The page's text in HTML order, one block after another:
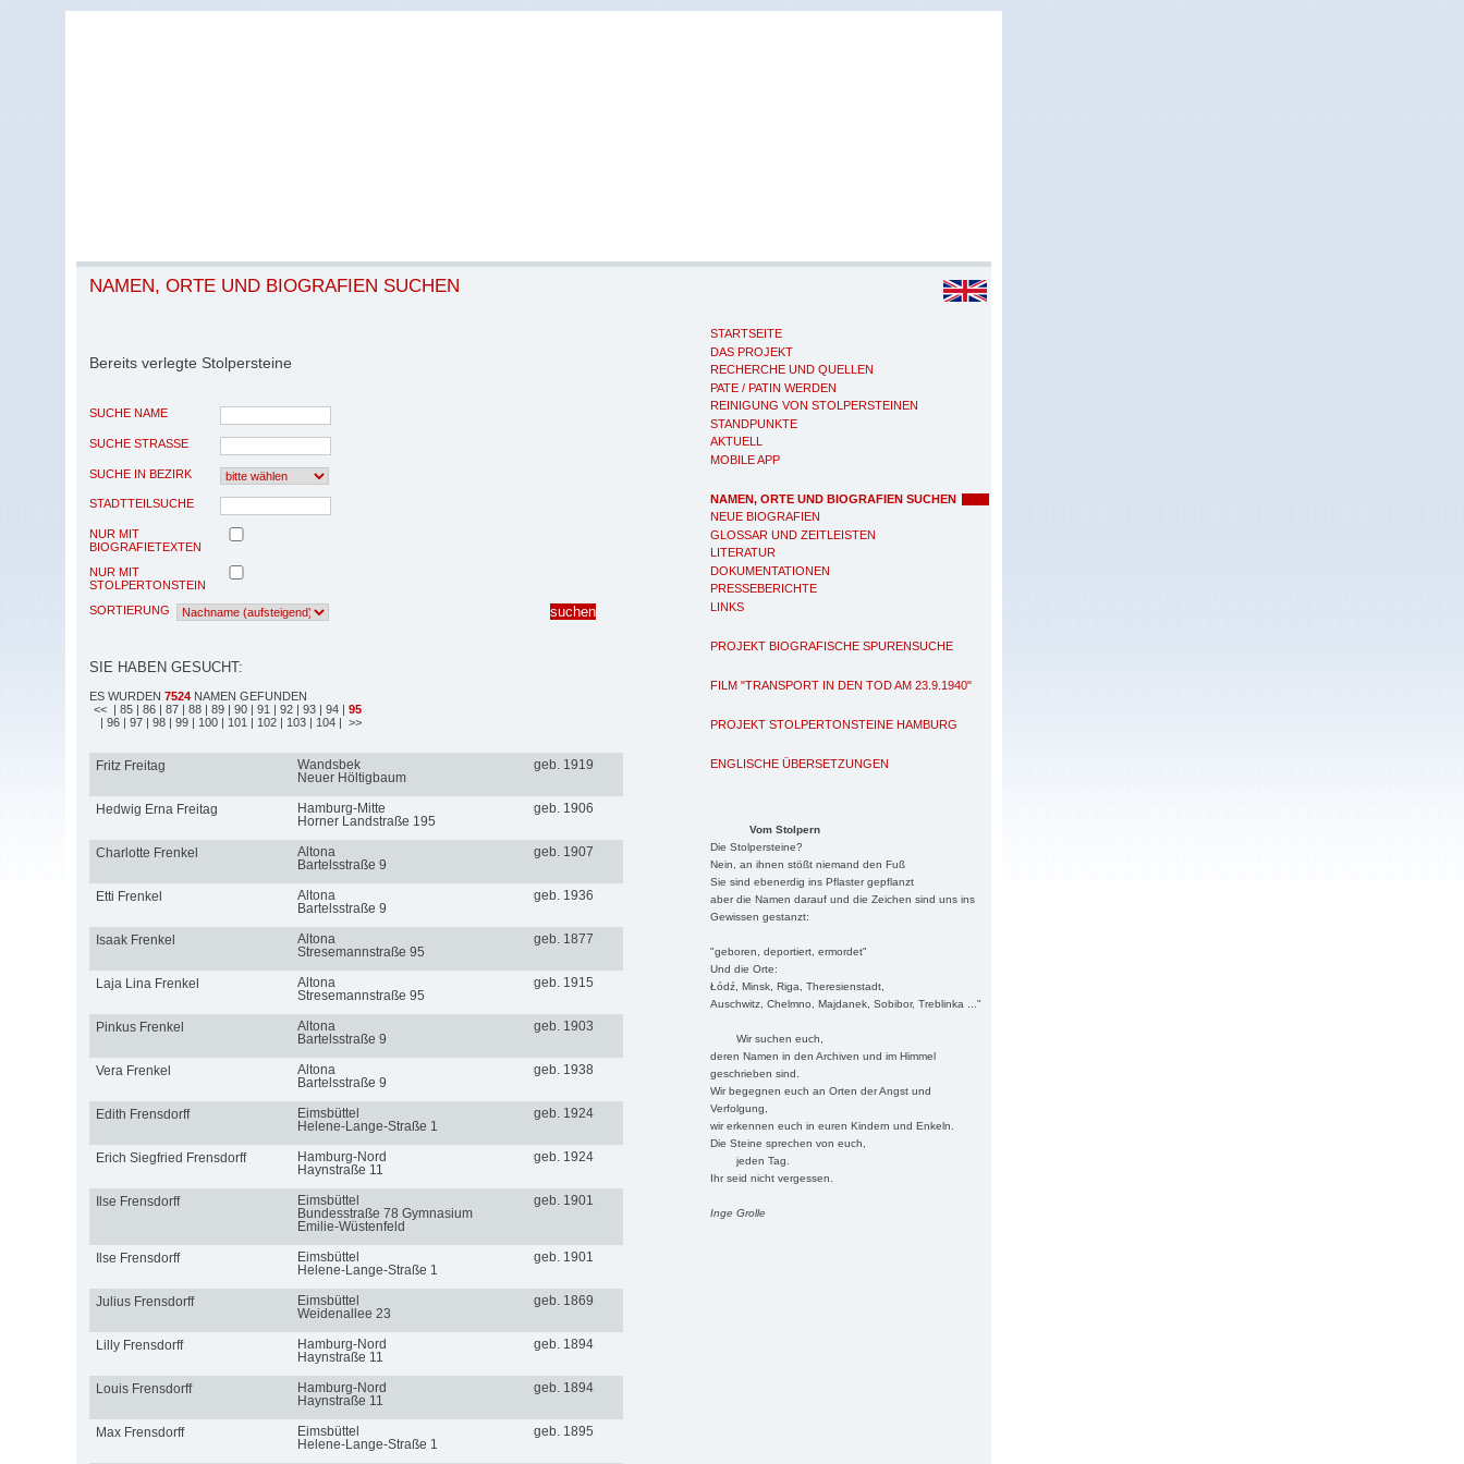
STARTSEITE
DAS PROJEKT
RECHERCHE UND QUELLEN
PATE / PATIN WERDEN
REINIGUNG VON STOLPERSTEINEN
STANDPUNKTE
AKTUELL
MOBILE APP
NAMEN, ORTE UND BIOGRAFIEN SUCHEN
NEUE BIOGRAFIEN
GLOSSAR UND ZEITLEISTEN
LITERATUR
DOKUMENTATIONEN
PRESSEBERICHTE
LINKS
PROJEKT BIOGRAFISCHE SPURENSUCHE
FILM "TRANSPORT IN DEN TOD AM 23.9.1940"
PROJEKT STOLPERTONSTEINE HAMBURG
ENGLISCHE ÜBERSETZUNGEN
Vom Stolpern
Die Stolpersteine?
Nein, an ihnen stößt niemand den Fuß
Sie sind ebenerdig ins Pflaster gepflanzt
aber die Namen darauf und die Zeichen sind uns ins
Gewissen gestanzt:
"geboren, deportiert, ermordet"
Und die Orte:
Łódź, Minsk, Riga, Theresienstadt,
Auschwitz, Chelmno, Majdanek, Sobibor, Treblinka ..."
Wir suchen euch,
deren Namen in den Archiven und im Himmel
geschrieben sind.
Wir begegnen euch an Orten der Angst und
Verfolgung,
wir erkennen euch in euren Kindern und Enkeln.
Die Steine sprechen von euch,
jeden Tag.
Ihr seid nicht vergessen.
Inge Grolle
NAMEN, ORTE UND BIOGRAFIEN SUCHEN
Bereits verlegte Stolpersteine
SUCHE NAME
SUCHE STRASSE
SUCHE IN BEZIRK
STADTTEILSUCHE
NUR MIT
BIOGRAFIETEXTEN
NUR MIT
STOLPERTONSTEIN
SORTIERUNG
SIE HABEN GESUCHT:
ES WURDEN 7524 NAMEN GEFUNDEN
<< | 85 | 86 | 87 | 88 | 89 | 90 | 91 | 92 | 93 | 94 | 95
| 96 | 97 | 98 | 99 | 100 | 101 | 102 | 103 | 104 | >>
Fritz Freitag
Wandsbek
Neuer Höltigbaum
geb. 1919
Hedwig Erna Freitag
Hamburg-Mitte
Horner Landstraße 195
geb. 1906
Charlotte Frenkel
Altona
Bartelsstraße 9
geb. 1907
Etti Frenkel
Altona
Bartelsstraße 9
geb. 1936
Isaak Frenkel
Altona
Stresemannstraße 95
geb. 1877
Laja Lina Frenkel
Altona
Stresemannstraße 95
geb. 1915
Pinkus Frenkel
Altona
Bartelsstraße 9
geb. 1903
Vera Frenkel
Altona
Bartelsstraße 9
geb. 1938
Edith Frensdorff
Eimsbüttel
Helene-Lange-Straße 1
geb. 1924
Erich Siegfried Frensdorff
Hamburg-Nord
Haynstraße 11
geb. 1924
Ilse Frensdorff
Eimsbüttel
Bundesstraße 78 Gymnasium
Emilie-Wüstenfeld
geb. 1901
Ilse Frensdorff
Eimsbüttel
Helene-Lange-Straße 1
geb. 1901
Julius Frensdorff
Eimsbüttel
Weidenallee 23
geb. 1869
Lilly Frensdorff
Hamburg-Nord
Haynstraße 11
geb. 1894
Louis Frensdorff
Hamburg-Nord
Haynstraße 11
geb. 1894
Max Frensdorff
Eimsbüttel
Helene-Lange-Straße 1
geb. 1895